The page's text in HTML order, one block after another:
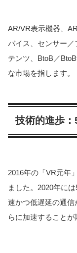
AR/VR表示機器、
バイス、センサー
テンツ、BtoB／
な市場を指します。
技術的進歩
2016年の「VR元年
ました。2020年に
速かつ低遅延の通信
らに加速することが